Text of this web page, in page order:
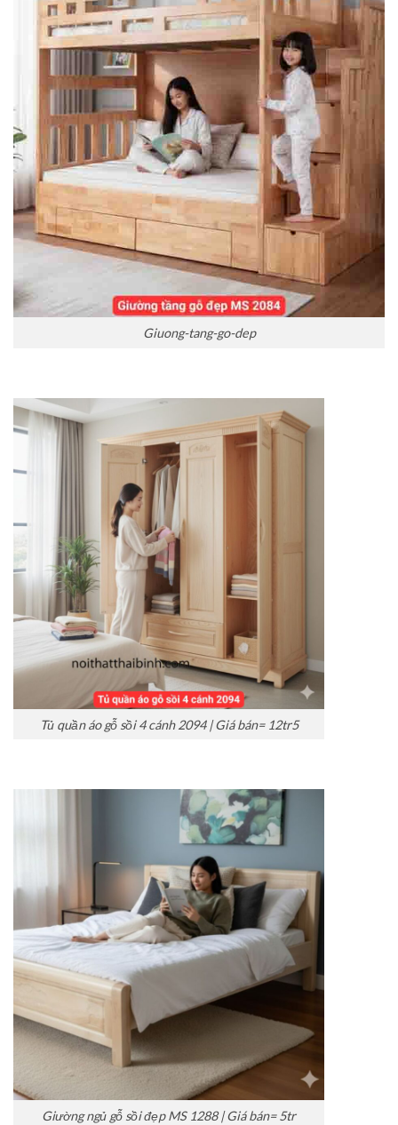
Giuong-tang-go-dep
Tủ quần áo gỗ sồi 4 cánh 2094 | Giá bán= 12tr5
Giường ngủ gỗ sồi đẹp MS 1288 | Giá bán= 5tr